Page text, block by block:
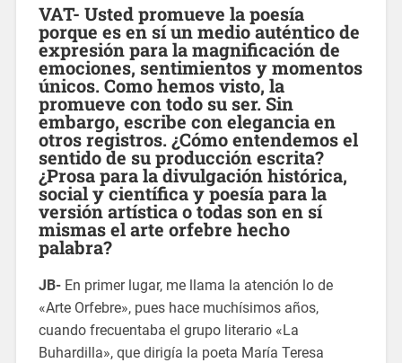
VAT- Usted promueve la poesía
porque es en sí un medio auténtico de
expresión para la magnificación de
emociones, sentimientos y momentos
únicos. Como hemos visto, la
promueve con todo su ser. Sin
embargo, escribe con elegancia en
otros registros. ¿Cómo entendemos el
sentido de su producción escrita?
¿Prosa para la divulgación histórica,
social y científica y poesía para la
versión artística o todas son en sí
mismas el arte orfebre hecho
palabra?
JB-En primer lugar, me llama la atención lo de
«Arte Orfebre», pues hace muchísimos años,
cuando frecuentaba el grupo literario «La
Buhardilla», que dirigía la poeta María Teresa